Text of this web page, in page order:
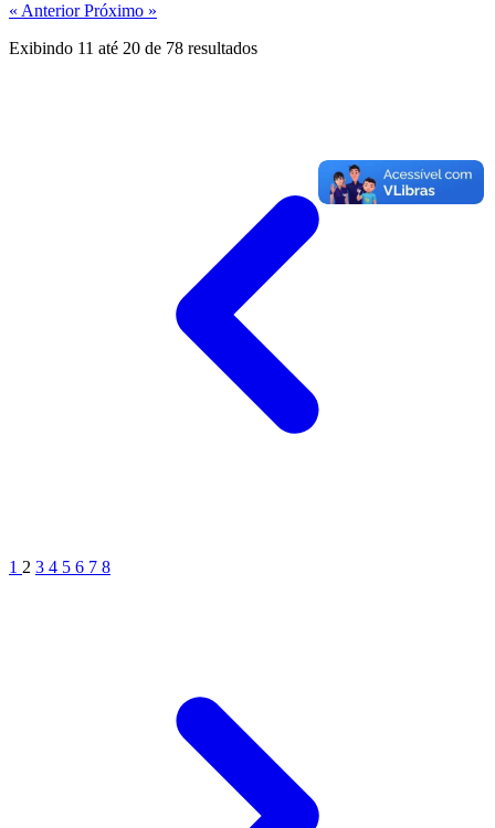
« AnteriorPróximo »
Exibindo 11 até 20 de 78 resultados
1 2 3 4 5 6 7 8